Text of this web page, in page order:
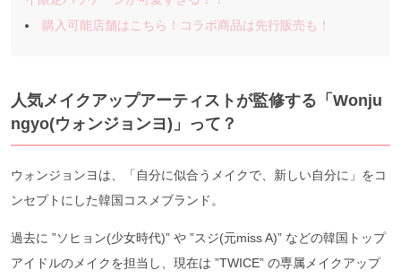
購入可能店舗はこちら！コラボ商品は先行販売も！
人気メイクアップアーティストが監修する「Wonju
ngyo(ウォンジョンヨ)」って？
ウォンジョンヨは、「自分に似合うメイクで、新しい自分に」をコ
ンセプトにした韓国コスメブランド。
過去に ”ソヒョン(少女時代)” や ”スジ(元miss A)” などの韓国トップ
アイドルのメイクを担当し、現在は ”TWICE” の専属メイクアップ